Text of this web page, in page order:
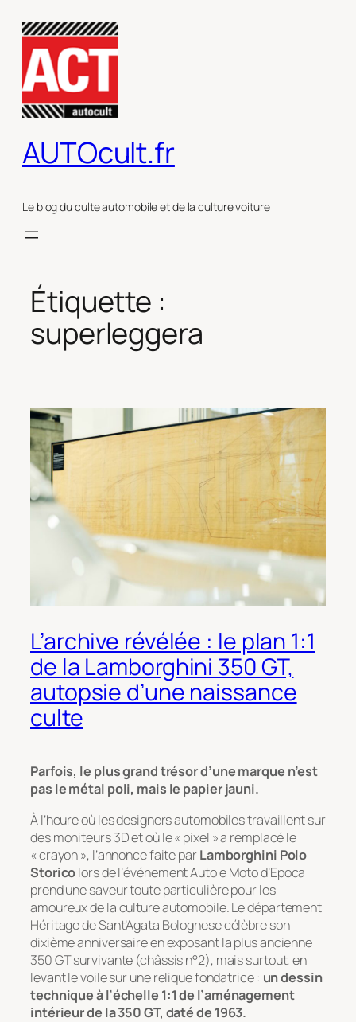
contenu
AUTOcult.fr
Le blog du culte automobile et de la culture voiture
Étiquette :
superleggera
L’archive révélée : le plan 1:1
de la Lamborghini 350 GT,
autopsie d’une naissance
culte
Parfois, le plus grand trésor d’une marque n’est
pas le métal poli, mais le papier jauni.
À l’heure où les designers automobiles travaillent sur
des moniteurs 3D et où le « pixel » a remplacé le
« crayon », l’annonce faite parLamborghini Polo
Storicolors de l’événement Auto e Moto d’Epoca
prend une saveur toute particulière pour les
amoureux de la culture automobile. Le département
Héritage de Sant’Agata Bolognese célèbre son
dixième anniversaire en exposant la plus ancienne
350 GT survivante (châssis n°2), mais surtout, en
levant le voile sur une relique fondatrice : un dessin
technique à l’échelle 1:1 de l’aménagement
intérieur de la 350 GT, daté de 1963.